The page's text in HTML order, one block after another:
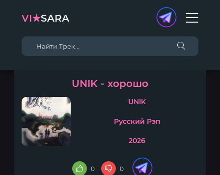
VI★SARA
UNIK - хорошо
UNIK
Русский Рэп
2026
0 0